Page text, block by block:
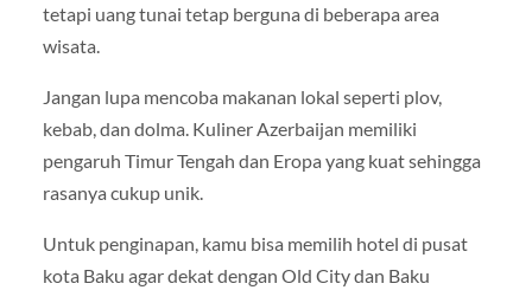
tetapi uang tunai tetap berguna di beberapa area
wisata.
Jangan lupa mencoba makanan lokal seperti plov,
kebab, dan dolma. Kuliner Azerbaijan memiliki
pengaruh Timur Tengah dan Eropa yang kuat sehingga
rasanya cukup unik.
Untuk penginapan, kamu bisa memilih hotel di pusat
kota Baku agar dekat dengan Old City dan Baku